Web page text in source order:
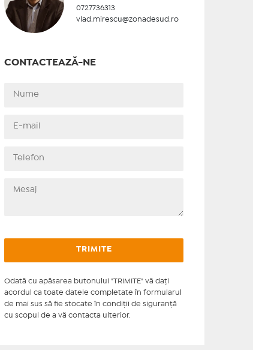
0727736313
vlad.mirescu@zonadesud.ro
CONTACTEAZĂ-NE
Odată cu apăsarea butonului "TRIMITE" vă daţi
acordul ca toate datele completate în formularul
de mai sus să fie stocate în condiţii de siguranţă
cu scopul de a vă contacta ulterior.